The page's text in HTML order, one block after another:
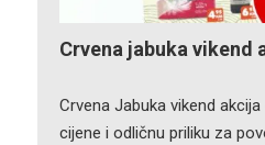
Crvena jabuka vikend
Crvena Jabuka vikend
cijene i odličnu priliku za